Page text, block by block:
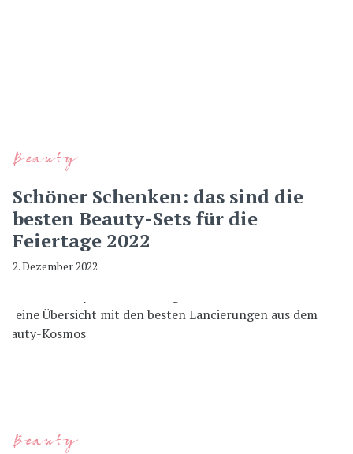
Beauty
Schöner Schenken: das sind die
besten Beauty-Sets für die
Feiertage 2022
2. Dezember 2022
Beauty